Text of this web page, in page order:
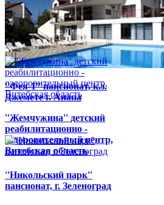
''Качье'' детский
реабилитационно -
оздоровительный центр,
Гомельская область
''Фея-1'' пансионат, к.з.
Джемете г. Анапа
''Жемчужина'' детский
реабилитационно -
оздоровительный центр,
Витебская область
''Никольский парк''
пансионат, г. Зеленоград